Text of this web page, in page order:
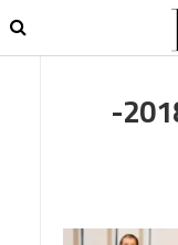
أزياء خريف وشتاء 2018-